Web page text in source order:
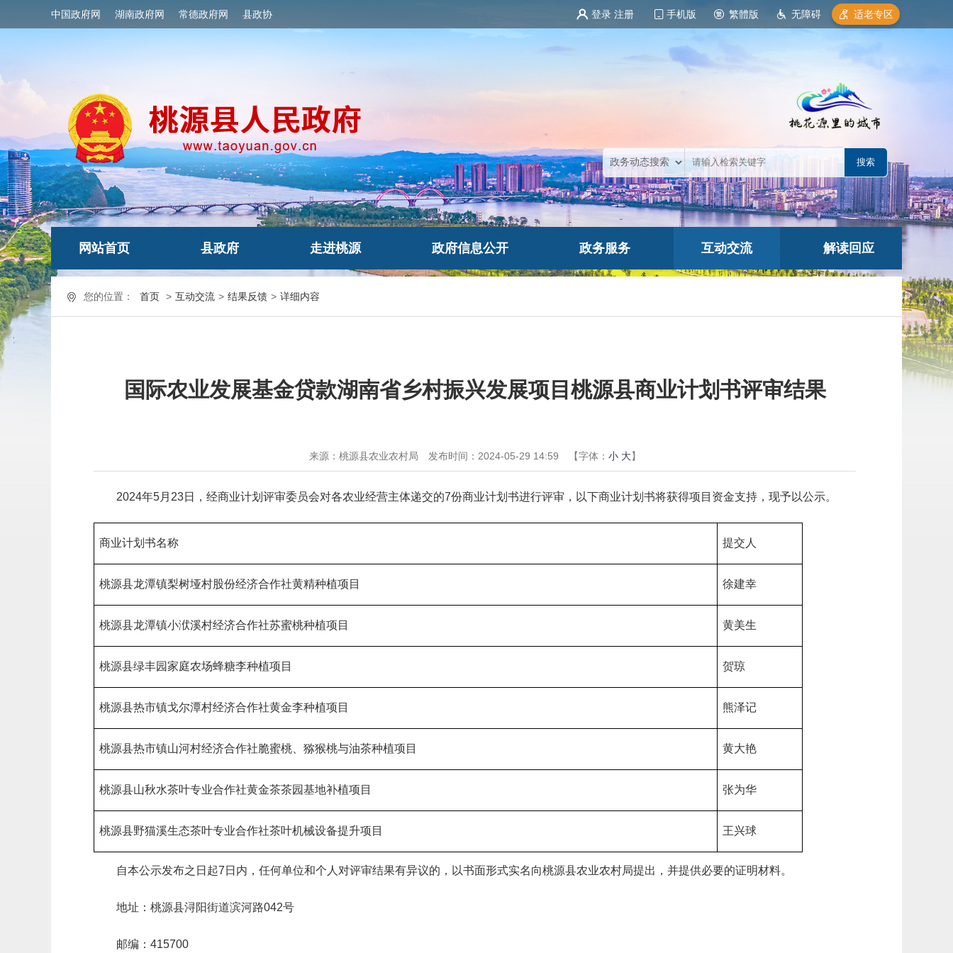
中国政府网 湖南政府网 常德政府网 县政协 登录 注册 手机版 繁體版 无障碍 适老专区
网站首页 县政府 走进桃源 政府信息公开 政务服务 互动交流 解读回应
您的位置： 首页 > 互动交流 > 结果反馈 > 详细内容
国际农业发展基金贷款湖南省乡村振兴发展项目桃源县商业计划书评审结果
来源：桃源县农业农村局 发布时间：2024-05-29 14:59 【字体： 小 大】
2024年5月23日，经商业计划评审委员会对各农业经营主体递交的7份商业计划书进行评审，以下商业计划书将获得项目资金支持，现予以公示。
商业计划书名称 提交人
桃源县龙潭镇梨树垭村股份经济合作社黄精种植项目 徐建幸
桃源县龙潭镇小洑溪村经济合作社苏蜜桃种植项目 黄美生
桃源县绿丰园家庭农场蜂糖李种植项目 贺琼
桃源县热市镇戈尔潭村经济合作社黄金李种植项目 熊泽记
桃源县热市镇山河村经济合作社脆蜜桃、猕猴桃与油茶种植项目 黄大艳
桃源县山秋水茶叶专业合作社黄金茶茶园基地补植项目 张为华
桃源县野猫溪生态茶叶专业合作社茶叶机械设备提升项目 王兴球
自本公示发布之日起7日内，任何单位和个人对评审结果有异议的，以书面形式实名向桃源县农业农村局提出，并提供必要的证明材料。
地址：桃源县浔阳街道滨河路042号
邮编：415700